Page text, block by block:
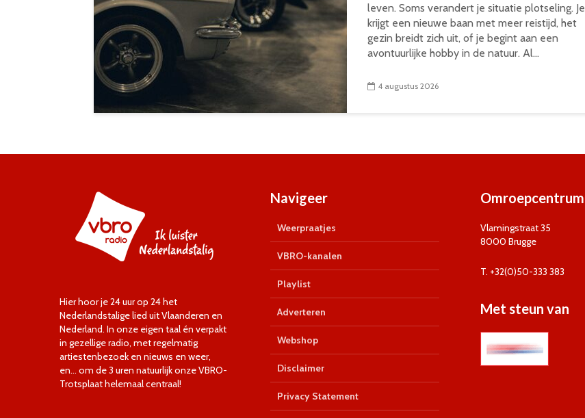
leven. Soms verandert je situatie plotseling. Je
krijgt een nieuwe baan met meer reistijd, het
gezin breidt zich uit, of je begint aan een
avontuurlijke hobby in de natuur. Al...
4 augustus 2026
Hier hoor je 24 uur op 24 het
Nederlandstalige lied uit Vlaanderen en
Nederland. In onze eigen taal én verpakt
in gezellige radio, met regelmatig
artiestenbezoek en nieuws en weer,
en… om de 3 uren natuurlijk onze VBRO-
Trotsplaat helemaal centraal!
Navigeer
Weerpraatjes
VBRO-kanalen
Playlist
Adverteren
Webshop
Disclaimer
Privacy Statement
Omroepcentrum
Vlamingstraat 35
8000 Brugge
T. +32(0)50-333 383
Met steun van